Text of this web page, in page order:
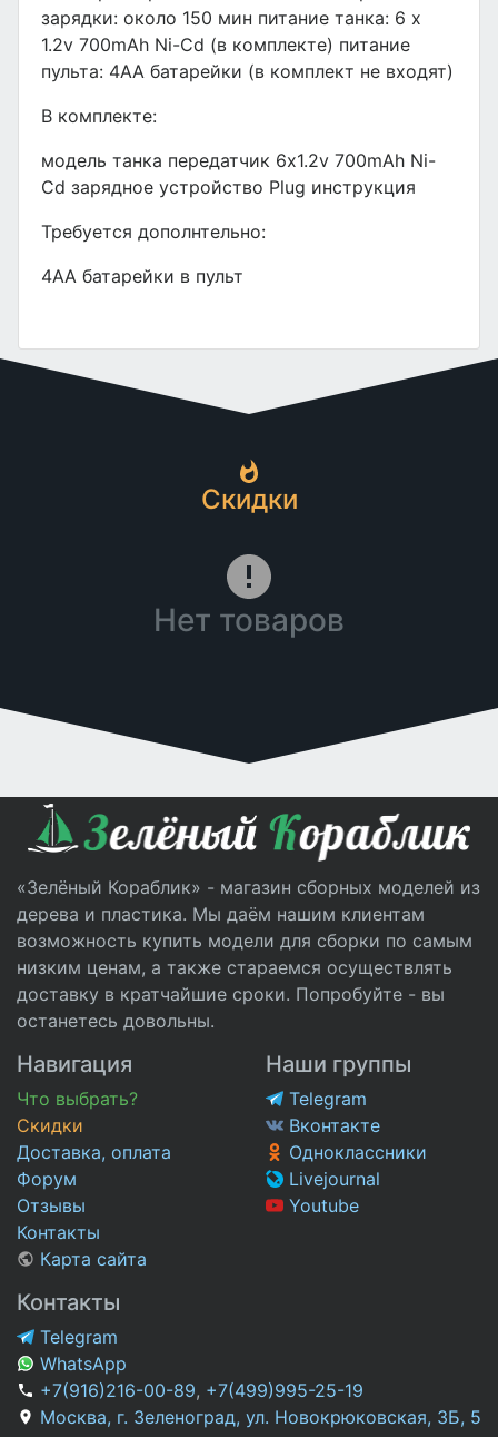
зарядки: около 150 мин питание танка: 6 х
1.2v 700mAh Ni-Cd (в комплекте) питание
пульта: 4АА батарейки (в комплект не входят)
В комплекте:
модель танка передатчик 6х1.2v 700mAh Ni-
Cd зарядное устройство Plug инструкция
Требуется дополнтельно:
4АА батарейки в пульт
Скидки
Нет товаров
«Зелёный Кораблик» - магазин сборных моделей из
дерева и пластика. Мы даём нашим клиентам
возможность купить модели для сборки по самым
низким ценам, а также стараемся осуществлять
доставку в кратчайшие сроки. Попробуйте - вы
останетесь довольны.
Навигация
Что выбрать?
Скидки
Доставка, оплата
Форум
Отзывы
Контакты
Карта сайта
Наши группы
Telegram
Вконтакте
Одноклассники
Livejournal
Youtube
Контакты
Telegram
WhatsApp
+7(916)216-00-89, +7(499)995-25-19
Москва, г. Зеленоград, ул. Новокрюковская, 3Б, 5